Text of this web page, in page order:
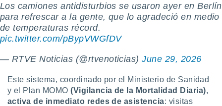
Los camiones antidisturbios se usaron ayer en Berlín
para refrescar a la gente, que lo agradeció en medio
de temperaturas récord.
pic.twitter.com/pBypVWGfDV
— RTVE Noticias (@rtvenoticias)June 29, 2026
Este sistema, coordinado por el Ministerio de Sanidad
y el Plan MOMO (Vigilancia de la Mortalidad Diaria),
activa de inmediato redes de asistencia: visitas